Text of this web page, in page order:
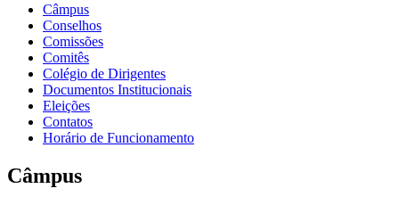
Câmpus
Conselhos
Comissões
Comitês
Colégio de Dirigentes
Documentos Institucionais
Eleições
Contatos
Horário de Funcionamento
Câmpus